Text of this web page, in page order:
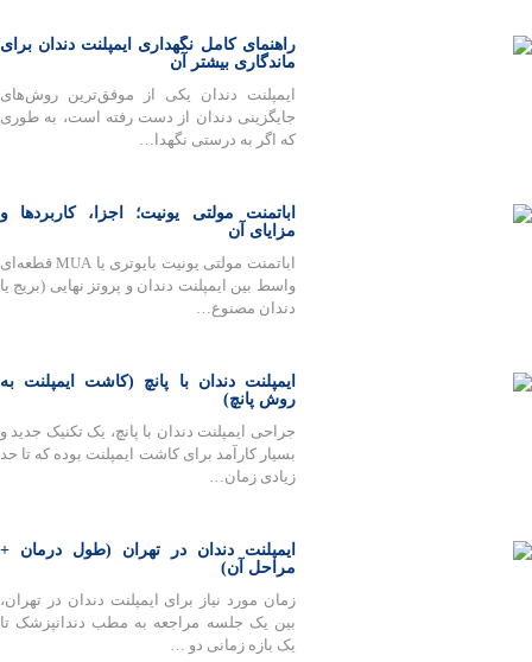
راهنمای کامل نگهداری ایمپلنت دندان برای
ماندگاری بیشتر آن
ایمپلنت دندان یکی از موفق‌ترین روش‌های
جایگزینی دندان از دست رفته است، به طوری
که اگر به درستی نگهدا…
اباتمنت مولتی یونیت؛ اجزا، کاربردها و
مزایای آن
اباتمنت مولتی یونیت بایوتری یا MUA قطعه‌ای
واسط بین ایمپلنت دندان و پروتز نهایی (بریج یا
دندان مصنوع…
ایمپلنت دندان با پانچ (کاشت ایمپلنت به
روش پانچ)
جراحی ایمپلنت دندان با پانچ، یک تکنیک جدید و
بسیار کارآمد برای کاشت ایمپلنت بوده که تا حد
زیادی زمان…
ایمپلنت دندان در تهران (طول درمان +
مراحل آن)
زمان مورد نیاز برای ایمپلنت دندان در تهران،
بین یک جلسه مراجعه به مطب دندانپزشک تا
یک بازه زمانی دو …